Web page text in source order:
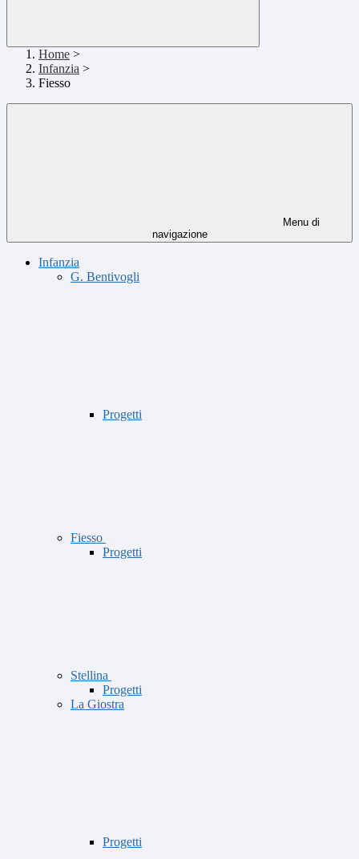
Home >
Infanzia >
Fiesso
Menu di
navigazione
Infanzia
G. Bentivogli
Progetti
Fiesso
Progetti
Stellina
Progetti
La Giostra
Progetti